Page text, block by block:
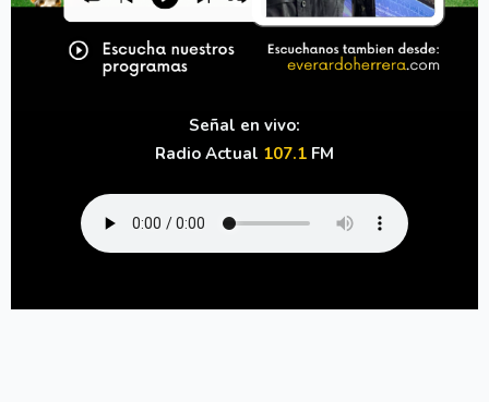
Señal en vivo:
Radio Actual 107.1 FM